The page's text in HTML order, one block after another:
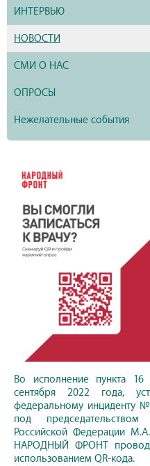
ИНТЕРВЬЮ
НОВОСТИ
СМИ О НАС
ОПРОСЫ
Нежелательные события
Во исполнение пункта 16
сентября 2022 года,
федеральному инциденту
под председательством
Российской Федерации
НАРОДНЫЙ ФРОНТ
использованием QR-кода.